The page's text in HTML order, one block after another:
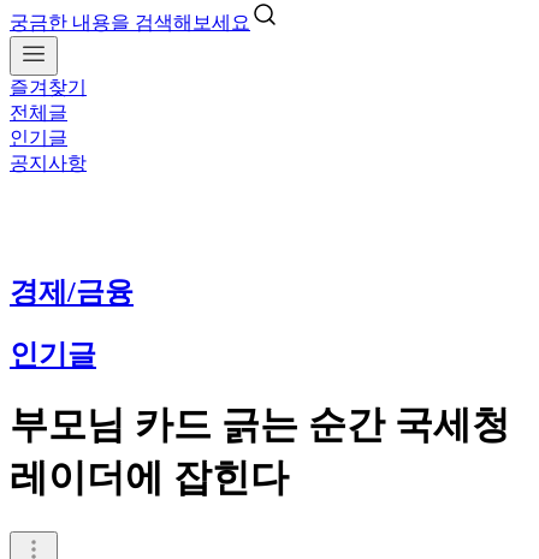
궁금한 내용을 검색해보세요
즐겨찾기
전체글
인기글
공지사항
경제/금융
인기글
부모님 카드 긁는 순간 국세청
레이더에 잡힌다